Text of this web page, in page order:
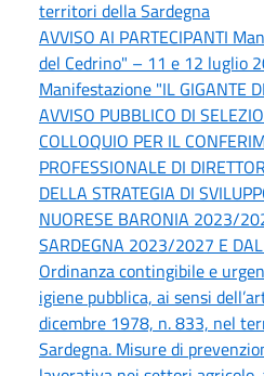
territori della Sardegna
AVVISO AI PARTECIPANTI
del Cedrino" – 11 e 12 luglio
Manifestazione "IL GIGANTE
AVVISO PUBBLICO DI
COLLOQUIO PER IL
PROFESSIONALE DI
DELLA STRATEGIA DI
NUORESE BARONIA 2023/
SARDEGNA 2023/2027 E
Ordinanza contingibile e
igiene pubblica, ai sensi
dicembre 1978, n. 833, nel
Sardegna. Misure di